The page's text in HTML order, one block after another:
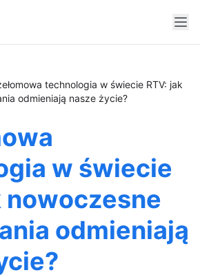
technologia w świecie RTV: jak
odmieniają nasze życie?
w świecie
nowoczesne
odmieniają